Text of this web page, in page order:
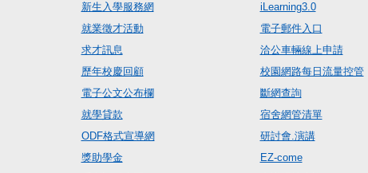
新生入學服務網
就業徵才活動
求才訊息
歷年校慶回顧
電子公文公布欄
就學貸款
ODF格式宣導網
獎助學金
iLearning3.0
電子郵件入口
洽公車輛線上申請
校園網路每日流量控管
斷網查詢
宿舍網管清單
研討會.演講
EZ-come